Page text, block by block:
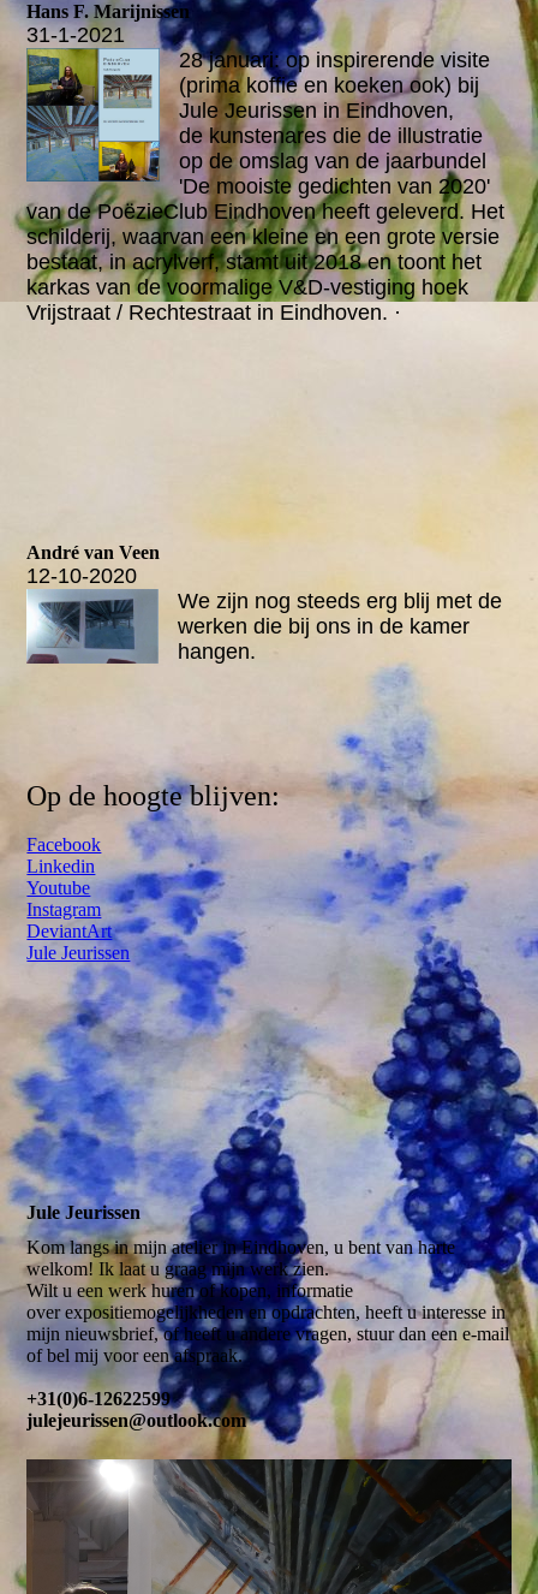
Hans F. Marijnissen
31-1-2021
28 januari: op inspirerende visite
(prima koffie en koeken ook) bij
Jule Jeurissen in Eindhoven,
de kunstenares die de illustratie
op de omslag van de jaarbundel
'De mooiste gedichten van 2020'
van de PoëzieClub Eindhoven heeft geleverd. Het
schilderij, waarvan een kleine en een grote versie
bestaat, in acrylverf, stamt uit 2018 en toont het
karkas van de voormalige V&D-vestiging hoek
Vrijstraat / Rechtestraat in Eindhoven. ·
André van Veen
12-10-2020
We zijn nog steeds erg blij met de
werken die bij ons in de kamer
hangen.
Op de hoogte blijven:
Facebook
Linkedin
Youtube
Instagram
DeviantArt
Jule Jeurissen
Jule Jeurissen
Kom langs in mijn atelier in Eindhoven, u bent van harte
welkom! Ik laat u graag mijn werk zien.
Wilt u een werk huren of kopen, informatie
over expositiemogelijkheden en opdrachten, heeft u interesse in
mijn nieuwsbrief, of heeft u andere vragen, stuur dan een e-mail
of bel mij voor een afspraak.
+31(0)6-12622599
julejeurissen@outlook.com